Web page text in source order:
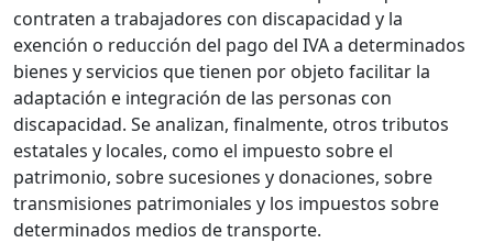
contraten a trabajadores con discapacidad y la
exención o reducción del pago del IVA a determinados
bienes y servicios que tienen por objeto facilitar la
adaptación e integración de las personas con
discapacidad. Se analizan, finalmente, otros tributos
estatales y locales, como el impuesto sobre el
patrimonio, sobre sucesiones y donaciones, sobre
transmisiones patrimoniales y los impuestos sobre
determinados medios de transporte.